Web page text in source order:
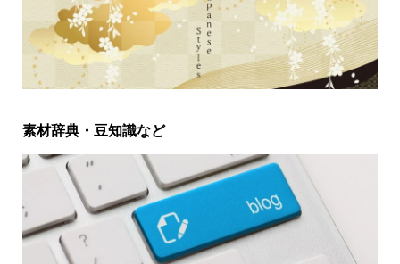
素材辞典・豆知識など